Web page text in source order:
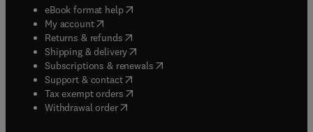
eBook format help( opens in new tab/window
My account( opens in new tab/window
Returns & refunds( opens in new tab/window
Shipping & delivery(opens in new tab/window
Subscriptions & renewals( opens in new tab/window
Support & contact( opens in new tab/window
Tax exempt orders( opens in new tab/window
Withdrawal order